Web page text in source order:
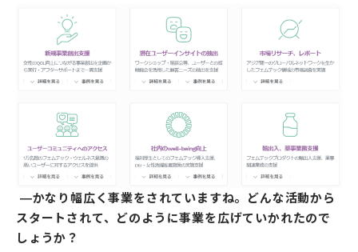
―かなり幅広く事業をされていますね。どんな活動から
スタートされて、どのように事業を広げていかれたので
しょうか？